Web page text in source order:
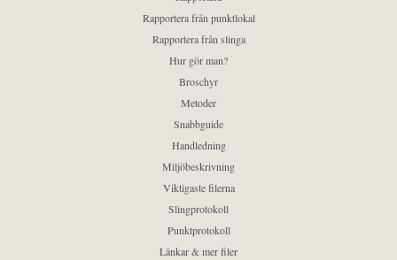
Rapportera från punktlokal
Rapportera från slinga
Hur gör man?
Broschyr
Metoder
Snabbguide
Handledning
Miljöbeskrivning
Viktigaste filerna
Slingprotokoll
Punktprotokoll
Länkar & mer filer